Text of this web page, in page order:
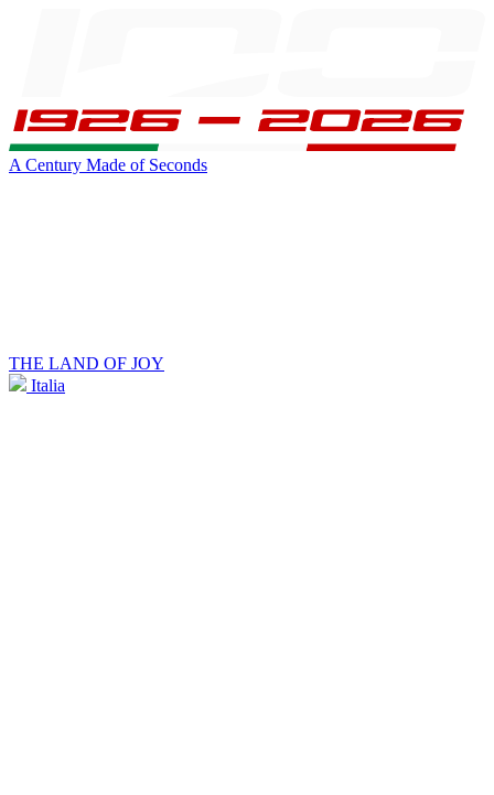
A Century Made of Seconds
THE LAND OF JOY
Italia